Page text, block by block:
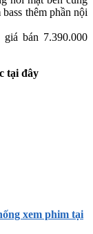
thêm phần nội
giá bán 7.390.000
tại đây
xem phim tại